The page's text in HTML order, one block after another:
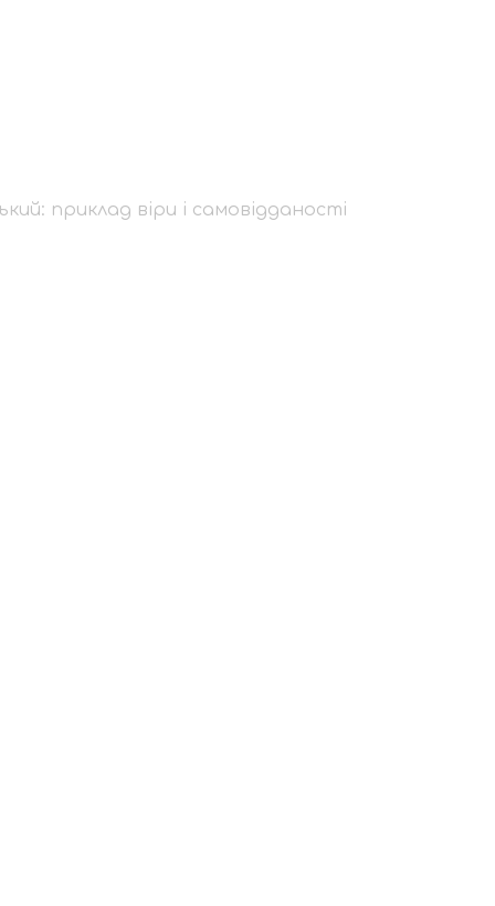
приклад віри
приклад віри і самовідданості